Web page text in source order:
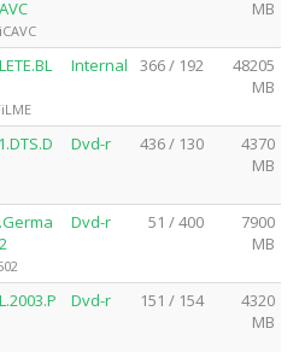
MB
Internal 366 / 192
48205
MB
Dvd-r 436 / 130
4370
MB
Dvd-r 51 / 400
7900
MB
Dvd-r 151 / 154
4320
MB